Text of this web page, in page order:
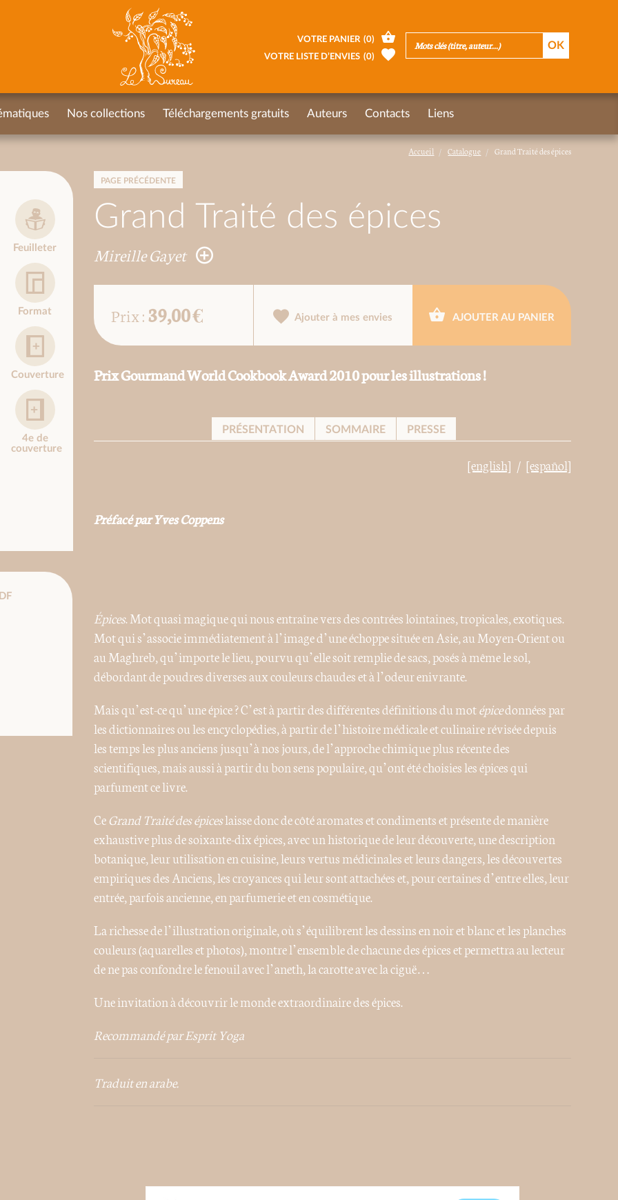
Accueil Catalogue Grand Traité des épices
PAGE PRÉCÉDENTE
Grand Traité des épices
Mireille Gayet
Feuilleter
Format
Couverture
4e de
couverture
Prix :39,00 € Ajouter à mes envies AJOUTER AU PANIER
Prix Gourmand World Cookbook Award 2010 pour les illustrations !
PRÉSENTATION SOMMAIRE PRESSE
[english] [español]
Préfacé par Yves Coppens
Épices. Mot quasi magique qui nous entraîne vers des contrées lointaines, tropicales, exotiques.
Mot qui s’associe immédiatement à l’image d’une échoppe située en Asie, au Moyen-Orient ou
au Maghreb, qu’importe le lieu, pourvu qu’elle soit remplie de sacs, posés à même le sol,
débordant de poudres diverses aux couleurs chaudes et à l’odeur enivrante.
Mais qu’est-ce qu’une épice ? C’est à partir des différentes définitions du motépicedonnées par
les dictionnaires ou les encyclopédies, à partir de l’histoire médicale et culinaire révisée depuis
les temps les plus anciens jusqu’à nos jours, de l’approche chimique plus récente des
scientifiques, mais aussi à partir du bon sens populaire, qu’ont été choisies les épices qui
parfument ce livre.
CeGrand Traité des épiceslaisse donc de côté aromates et condiments et présente de manière
exhaustive plus de soixante-dix épices, avec un historique de leur découverte, une description
botanique, leur utilisation en cuisine, leurs vertus médicinales et leurs dangers, les découvertes
empiriques des Anciens, les croyances qui leur sont attachées et, pour certaines d’entre elles, leur
entrée, parfois ancienne, en parfumerie et en cosmétique.
La richesse de l’illustration originale, où s’équilibrent les dessins en noir et blanc et les planches
couleurs (aquarelles et photos), montre l’ensemble de chacune des épices et permettra au lecteur
de ne pas confondre le fenouil avec l’aneth, la carotte avec la ciguë…
Une invitation à découvrir le monde extraordinaire des épices.
Recommandé par Esprit Yoga
Traduit en arabe.
VOTRE PANIER (0)
VOTRE LISTE D’ENVIES (0)
Nos collections Téléchargements gratuits Auteurs Contacts Liens